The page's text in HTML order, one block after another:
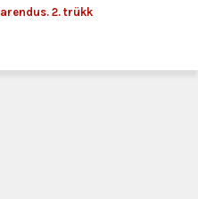
2. trükk